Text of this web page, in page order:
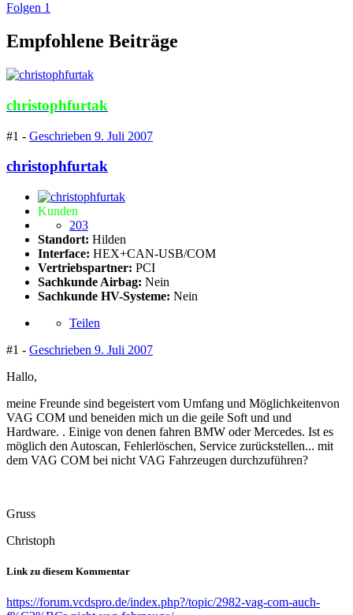
Folgen 1
Empfohlene Beiträge
christophfurtak
#1 - Geschrieben 9. Juli 2007
christophfurtak
Kunden
203
Standort: Hilden
Interface: HEX+CAN-USB/COM
Vertriebspartner: PCI
Sachkunde Airbag: Nein
Sachkunde HV-Systeme: Nein
Teilen
#1 - Geschrieben 9. Juli 2007
Hallo,
meine Freunde sind begeistert vom Umfang und Möglichkeitenvon
VAG COM und beneiden mich un die geile Soft und und
Hardware. . Einige von denen fahren BMW oder Mercedes. Ist es
möglich den Autoscan, Fehlerlöschen, Service zurückstellen... mit
dem VAG COM bei nicht VAG Fahrzeugen durchzuführen?
Gruss
Christoph
Link zu diesem Kommentar
https://forum.vcdspro.de/index.php?/topic/2982-vag-com-auch-